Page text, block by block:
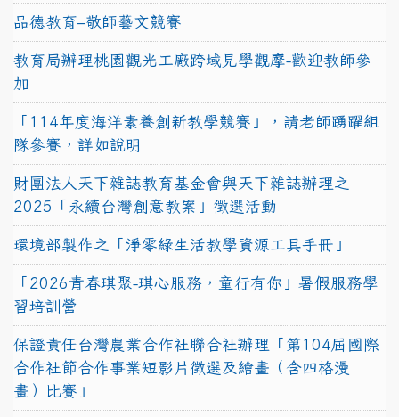
品德教育–敬師藝文競賽
教育局辦理桃園觀光工廠跨域見學觀摩-歡迎教師參
加
「114年度海洋素養創新教學競賽」，請老師踴躍組
隊參賽，詳如說明
財團法人天下雜誌教育基金會與天下雜誌辦理之
2025「永續台灣創意教案」徵選活動
環境部製作之「淨零綠生活教學資源工具手冊」
「2026青春琪聚-琪心服務，童行有你」暑假服務學
習培訓營
保證責任台灣農業合作社聯合社辦理「第104屆國際
合作社節合作事業短影片徵選及繪畫（含四格漫
畫）比賽」